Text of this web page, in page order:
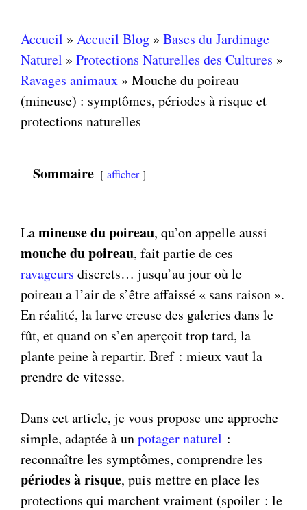
Accueil » Accueil Blog » Bases du Jardinage
Naturel » Protections Naturelles des Cultures »
Ravages animaux » Mouche du poireau
(mineuse) : symptômes, périodes à risque et
protections naturelles
Sommaire afficher
Lamineuse du poireau, qu’on appelle aussi
mouche du poireau, fait partie de ces
ravageurs discrets… jusqu’au jour où le
poireau a l’air de s’être affaissé « sans raison ».
En réalité, la larve creuse des galeries dans le
fût, et quand on s’en aperçoit trop tard, la
plante peine à repartir. Bref : mieux vaut la
prendre de vitesse.
Dans cet article, je vous propose une approche
simple, adaptée à unpotager naturel :
reconnaître les symptômes, comprendre les
périodes à risque, puis mettre en place les
protections qui marchent vraiment (spoiler : le